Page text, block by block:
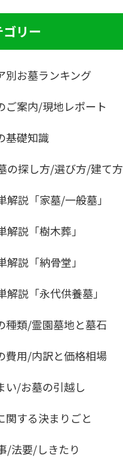
ゴリー
別お墓ランキング
ご案内/現地レポート
基礎知識
の探し方/選び方/建て方
解説「家墓/一般墓」
解説「樹木葬」
解説「納骨堂」
解説「永代供養墓」
種類/霊園墓地と墓石
費用/内訳と価格相場
い/お墓の引越し
関する決まりごと
/法要/しきたり